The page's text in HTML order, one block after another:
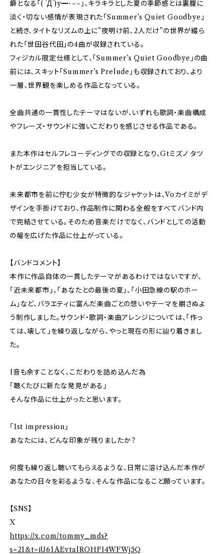
癖となる「( ´Д`)y━･~~」、キラキラとした夏の季節感とは裏腹に
淡く・切ない感情が表現された「Summer’s Quiet Goodbye」
と続き、タイトなリズムの上に”夜明け前、2人だけ”の世界が綴ら
れた「世田谷代田」の4曲が収録されている。
フィジカル限定仕様として、「Summer’s Quiet Goodbye」の曲
前には、スキット「Summer’s Prelude」も収録されており、より
一層、世界観を楽しめる作品となっている。
全曲共通の一貫性したテーマはないが、いずれも歌詞・楽曲構成
やフレーズ・サウンドに強いこだわりを感じさせる作品である。
また本作はセルフレコーディングでの収録となり、Gtミズノ タツ
トがエンジニアを担当している。
未来都市を前に佇む少女が特徴的なジャケットは、Voカイミがデ
ザインを手掛けており、作品制作に関わる全般をすべてバンド内
で完結させている。そのため音楽だけでなく、バンドとしての活動
の幅を広げた作品に仕上がっている。
【バンドコメント】
本作に作品自体の一貫したテーマがあるわけではないですが、
「近未来都市」、「あなたとの最後の夏」、「小田急線の駅のホー
ム」など、バラエティに富んだ楽曲ごとの想いやテーマを崩さぬよ
う制作しました。サウンド・歌詞・楽曲アレンジについては、「作っ
ては、壊して」を繰り返しながら、やっと現在の形に辿り着きまし
た。
1音も余すことなく、こだわりを詰め込んだ為
「聴くたびに新たな発見がある」
そんな作品に仕上がったと思います。
「1st impression」
あなたには、どんな印象が残りましたか？
何度も繰り返し聴いてもらえるような、日常に溶け込んだ本作が
あなたの日々を彩るような、そんな作品になること願っています。
【SNS】
X
https://x.com/tommy_mds?
s=21&t=iU61AEvtalROHFI4WFWj5Q